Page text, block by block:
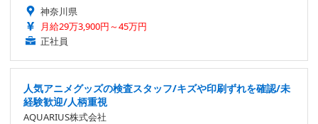
神奈川県
月給29万3,900円～45万円
正社員
人気アニメグッズの検査スタッフ/キズや印刷ずれを確認/未
経験歓迎/人柄重視
AQUARIUS株式会社